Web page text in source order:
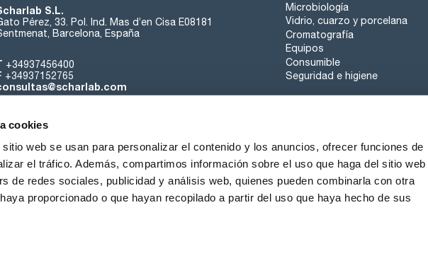
cookies
web se usan para personalizar el contenido y los anuncios, ofrecer funciones de
el tráfico. Además, compartimos información sobre el uso que haga del sitio web
de redes sociales, publicidad y análisis web, quienes pueden combinarla con otra
proporcionado o que hayan recopilado a partir del uso que haya hecho de sus
S.L.
Pérez, 33. Pol. Ind. Mas d’en Cisa E08181
Barcelona, España
+34937456400
+34937152765
Microbiología
Vidrio, cuarzo y porcelana
Cromatografía
Equipos
Consumible
Seguridad e higiene
Sobre nosotros Contacta Noticias Trabaja con nosotros